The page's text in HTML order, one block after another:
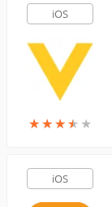
iOS
★★★★ ★
★★★★ ★
iOS